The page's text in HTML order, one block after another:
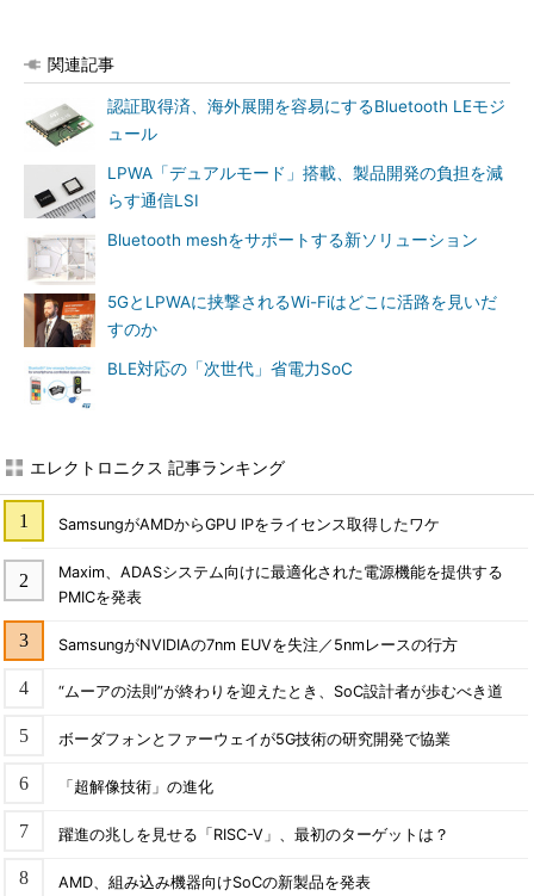
関連記事
認証取得済、海外展開を容易にするBluetooth LEモジ
ュール
LPWA「デュアルモード」搭載、製品開発の負担を減
らす通信LSI
Bluetooth meshをサポートする新ソリューション
5GとLPWAに挟撃されるWi-Fiはどこに活路を見いだ
すのか
BLE対応の「次世代」省電力SoC
エレクトロニクス 記事ランキング
SamsungがAMDからGPU IPをライセンス取得したワケ
Maxim、ADASシステム向けに最適化された電源機能を提供する
PMICを発表
SamsungがNVIDIAの7nm EUVを失注／5nmレースの行方
“ムーアの法則”が終わりを迎えたとき、SoC設計者が歩むべき道
ボーダフォンとファーウェイが5G技術の研究開発で協業
「超解像技術」の進化
躍進の兆しを見せる「RISC-V」、最初のターゲットは？
AMD、組み込み機器向けSoCの新製品を発表